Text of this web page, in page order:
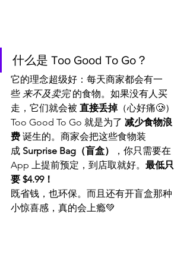
什么是 Too Good To Go？
它的理念超级好：每天商家都会有一
些 来不及卖完 的食物。如果没有人买
走，它们就会被 直接丢掉（心好痛🥲）
Too Good To Go 就是为了 减少食物浪
费 诞生的。商家会把这些食物装
成 Surprise Bag（盲盒）
，你只需要在
App 上提前预定，到店取就好。 最低只
要 $4.99！
既省钱，也环保。而且还有开盲盒那种
小惊喜感，真的会上瘾💚